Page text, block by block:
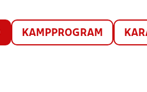
KAMPPROGRAM